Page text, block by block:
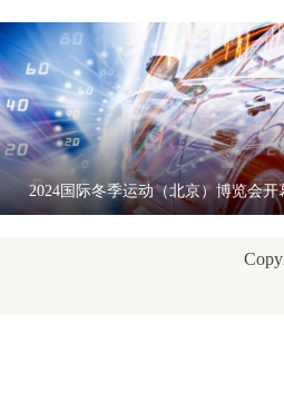
2024国际冬季运动（北京）博览会开